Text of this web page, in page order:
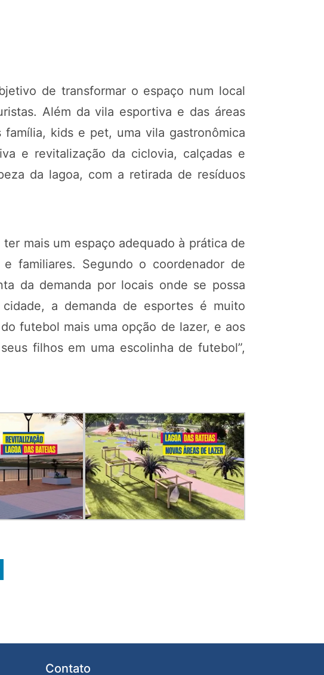
de transformar o espaço num local
Além da vila esportiva e das áreas
kids e pet, uma vila gastronômica
e revitalização da ciclovia, calçadas e
da lagoa, com a retirada de resíduos
mais um espaço adequado à prática de
familiares. Segundo o coordenador de
da demanda por locais onde se possa
a demanda de esportes é muito
futebol mais uma opção de lazer, e aos
filhos em uma escolinha de futebol”,
Contato